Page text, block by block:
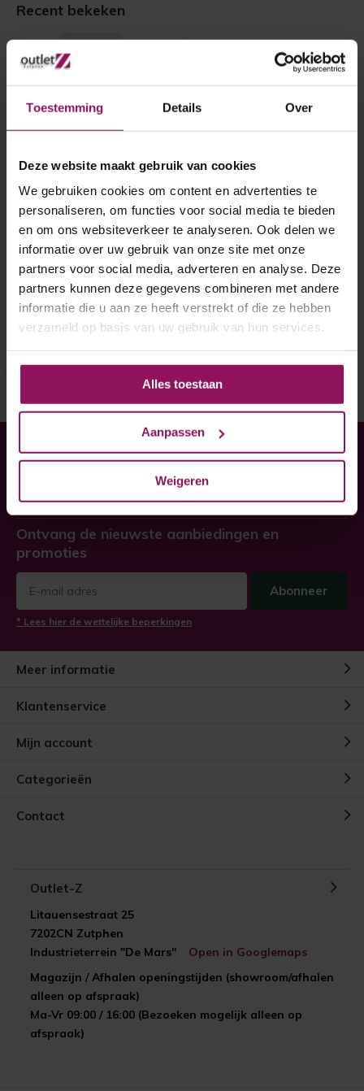
Toestemming Details Over
Deze website maakt gebruik van cookies
We gebruiken cookies om content en advertenties te
personaliseren, om functies voor social media te bieden
en om ons websiteverkeer te analyseren. Ook delen we
informatie over uw gebruik van onze site met onze
partners voor social media, adverteren en analyse. Deze
partners kunnen deze gegevens combineren met andere
informatie die u aan ze heeft verstrekt of die ze hebben
verzameld op basis van uw gebruik van hun services.
Alles toestaan
Aanpassen
Weigeren
Recent bekeken
Cando binnendeur
Coventry 93x211,5
Cando binnendeur Coventry
Opdek linksdraaiend
A-grade
€ 140,-
Heeft u hulp nodig bij uw
Twijfel niet, neem contact met ons op!
Ontvang de nieuwste aanbiedingen en
promoties
Abonneer
* Lees hier de wettelijke beperkingen
Meer informatie
Klantenservice
Mijn account
Categorieën
Contact
Outlet-Z
Litauensestraat 25
7202CN Zutphen
Industrieterrein "De Mars"
Open in Googlemaps
Magazijn / Afhalen openingstijden (showroom/afhalen
alleen op afspraak)
Ma-Vr 09:00 / 16:00 (Bezoeken mogelijk alleen op
afspraak)